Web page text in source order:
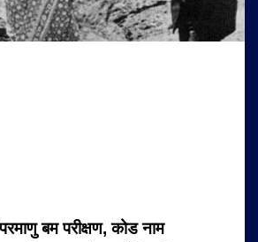
बम परीक्षण, कोड नाम